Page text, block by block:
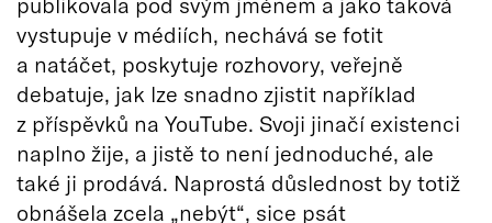
vystupuje v médiích, nechává se fotit
a natáčet, poskytuje rozhovory, veřejně
debatuje, jak lze snadno zjistit například
z příspěvků na YouTube. Svoji jinačí existenci
naplno žije, a jistě to není jednoduché, ale
také ji prodává. Naprostá důslednost by totiž
obnášela zcela „nebýt“, sice psát